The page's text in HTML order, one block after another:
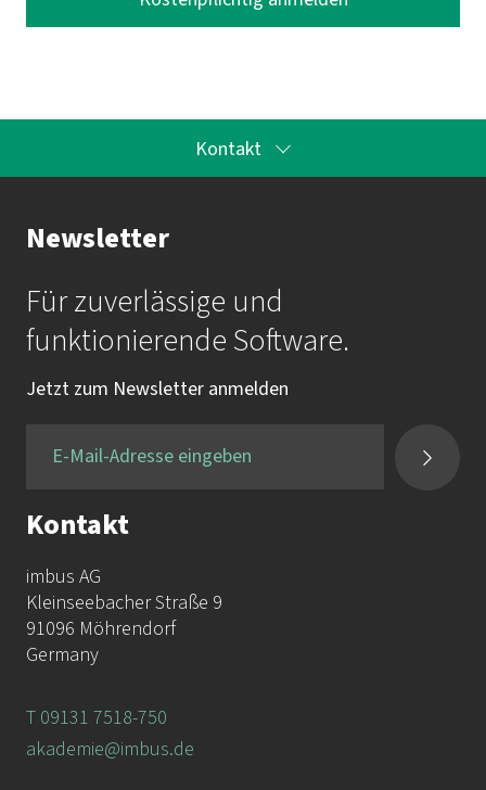
Kontakt
Ihr Kontakt zur Akademie
Frau Katrin Krauß
Mail: akademie@imbus.de
Tel.:
+49 9131 / 7518-750
Newsletter
Für zuverlässige und
funktionierende Software.
Jetzt zum Newsletter anmelden
Kontakt
imbus AG
Kleinseebacher Straße 9
91096 Möhrendorf
Germany
T 09131 7518-750
akademie@imbus.de